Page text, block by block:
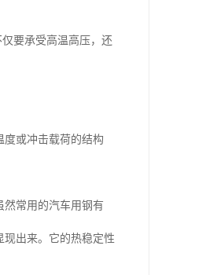
要承受高温高压，还
度或冲击载荷的结构
然常用的汽车用钢有
现出来。它的热稳定性